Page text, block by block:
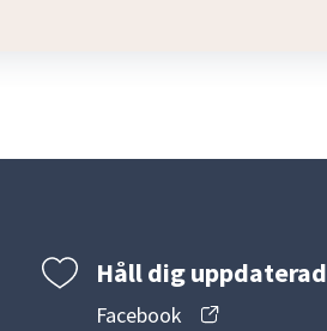
Håll dig uppdaterad
Facebook